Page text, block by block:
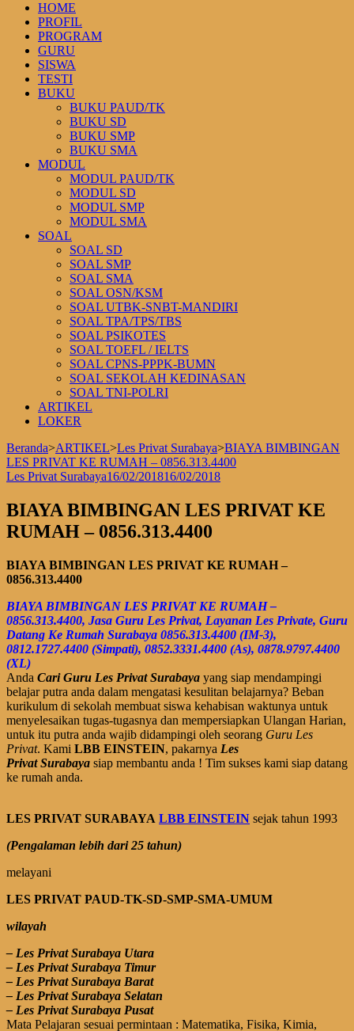
HOME
PROFIL
PROGRAM
GURU
SISWA
TESTI
BUKU
BUKU PAUD/TK
BUKU SD
BUKU SMP
BUKU SMA
MODUL
MODUL PAUD/TK
MODUL SD
MODUL SMP
MODUL SMA
SOAL
SOAL SD
SOAL SMP
SOAL SMA
SOAL OSN/KSM
SOAL UTBK-SNBT-MANDIRI
SOAL TPA/TPS/TBS
SOAL PSIKOTES
SOAL TOEFL / IELTS
SOAL CPNS-PPPK-BUMN
SOAL SEKOLAH KEDINASAN
SOAL TNI-POLRI
ARTIKEL
LOKER
Beranda>ARTIKEL>Les Privat Surabaya>BIAYA BIMBINGAN
LES PRIVAT KE RUMAH – 0856.313.4400
Les Privat Surabaya16/02/201816/02/2018
BIAYA BIMBINGAN LES PRIVAT KE
RUMAH – 0856.313.4400
BIAYA BIMBINGAN LES PRIVAT KE RUMAH –
0856.313.4400
BIAYA BIMBINGAN LES PRIVAT KE RUMAH –
0856.313.4400, Jasa Guru Les Privat, Layanan Les Private, Guru
Datang Ke Rumah Surabaya 0856.313.4400 (IM-3),
0812.1727.4400 (Simpati), 0852.3331.4400 (As), 0878.9797.4400
(XL)
Anda Cari Guru Les PrivatSurabaya yang siap mendampingi
belajar putra anda dalam mengatasi kesulitan belajarnya? Beban
kurikulum di sekolah membuat siswa kehabisan waktunya untuk
menyelesaikan tugas-tugasnya dan mempersiapkan Ulangan Harian,
untuk itu putra anda wajib didampingi oleh seorang Guru Les
Privat. Kami LBB EINSTEIN, pakarnya Les
Privat Surabaya siap membantu anda ! Tim sukses kami siap datang
ke rumah anda.
LES PRIVAT SURABAYA LBB EINSTEIN sejak tahun 1993
(Pengalaman lebih dari 25 tahun)
melayani
LES PRIVAT PAUD-TK-SD-SMP-SMA-UMUM
wilayah
– Les Privat Surabaya Utara
– Les Privat Surabaya Timur
– Les Privat Surabaya Barat
– Les Privat Surabaya Selatan
– Les Privat Surabaya Pusat
Mata Pelajaran sesuai permintaan : Matematika, Fisika, Kimia,